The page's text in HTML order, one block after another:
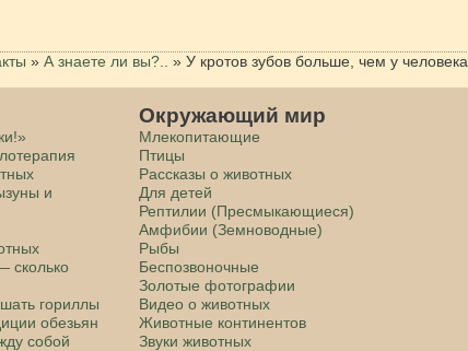
» А знаете ли вы?.. » У кротов зубов больше, чем у человека
и
сколько
гориллы
обезьян
собой
Окружающий мир
Млекопитающие
Птицы
Рассказы о животных
Для детей
Рептилии (Пресмыкающиеся)
Амфибии (Земноводные)
Рыбы
Беспозвоночные
Золотые фотографии
Видео о животных
Животные континентов
Звуки животных